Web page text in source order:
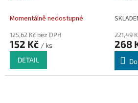
Momentálně nedostupné
125,62 Kč bez DPH
152 Kč / ks
DETAIL
221,49
268